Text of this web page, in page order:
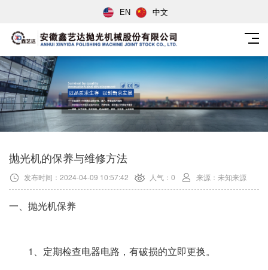
EN 中文
抛光机的保养与维修方法
发布时间：2024-04-09 10:57:42 人气：0 来源：未知来源
一、抛光机保养
1、定期检查电器电路，有破损的立即更换。